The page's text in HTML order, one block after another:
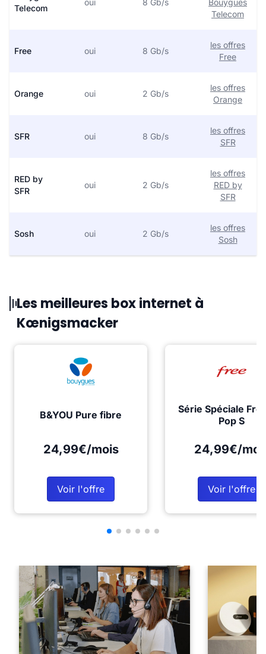
Telecom
oui 8 Gb/s
Bouygues
Telecom
Free oui 8 Gb/s
les offres
Free
Orange oui 2 Gb/s
les offres
Orange
SFR oui 8 Gb/s
les offres
SFR
RED by
SFR
oui 2 Gb/s
les offres
RED by
SFR
Sosh oui 2 Gb/s
les offres
Sosh
Les meilleures box internet à
Kœnigsmacker
B&YOU Pure fibre
24,99€/mois
Voir l'offre
Série Spéciale
Pop S
24,99€/
Voir l'offre